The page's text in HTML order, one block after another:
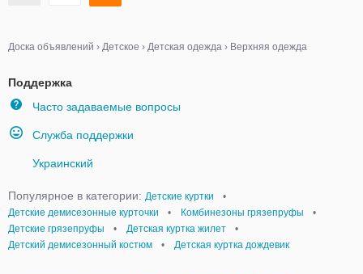
Доска объявлений › Детское › Детская одежда › Верхняя одежда
Поддержка
Часто задаваемые вопросы
Служба поддержки
Украинский
Популярное в категории: Детские куртки
•
Детские демисезонные курточки
• Комбинезоны грязепруфы
•
Детские грязепруфы
• Детская куртка жилет
•
Детский демисезонный костюм
• Детская куртка дождевик